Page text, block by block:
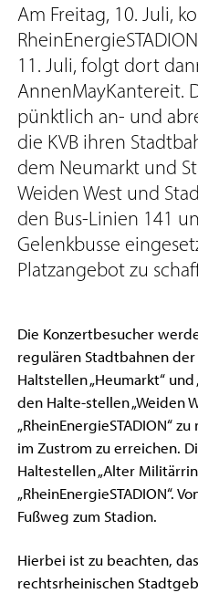
Am Freitag, 10. Juli,
11. Juli, folgt dort
AnnenMayKantereit.
pünktlich an- und
die KVB ihren
dem Neumarkt und
Weiden West und
den Bus-Linien 141
Gelenkbusse
Platzangebot zu
Die Konzertbesucher
regulären Stadtbahnen
Haltstellen „Heumarkt“ und
den Halte-stellen „Weiden
„RheinEnergieSTADION“
im Zustrom zu erreichen.
Haltestellen „Alter
„RheinEnergieSTADION“.
Fußweg zum Stadion.
Hierbei ist zu beachten,
rechtsrheinischen